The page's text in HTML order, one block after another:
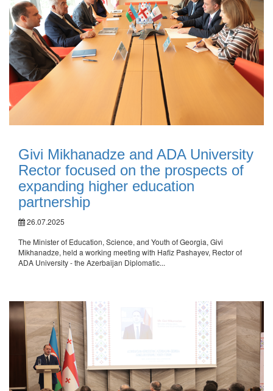
Givi Mikhanadze and ADA University
Rector focused on the prospects of
expanding higher education
partnership
26.07.2025
The Minister of Education, Science, and Youth of Georgia, Givi
Mikhanadze, held a working meeting with Hafiz Pashayev, Rector of
ADA University - the Azerbaijan Diplomatic...